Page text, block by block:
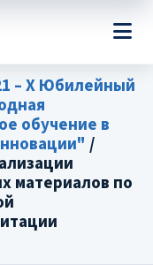
– X Юбилейный
обучение в
/
материалов по